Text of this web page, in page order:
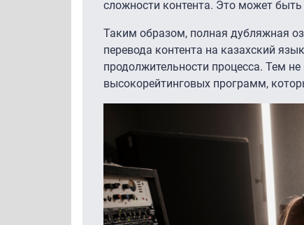
сложности контента. Это может
Таким образом, полная дубляжная
перевода контента на казахский
продолжительности процесса. Тем
высокорейтинговых программ,